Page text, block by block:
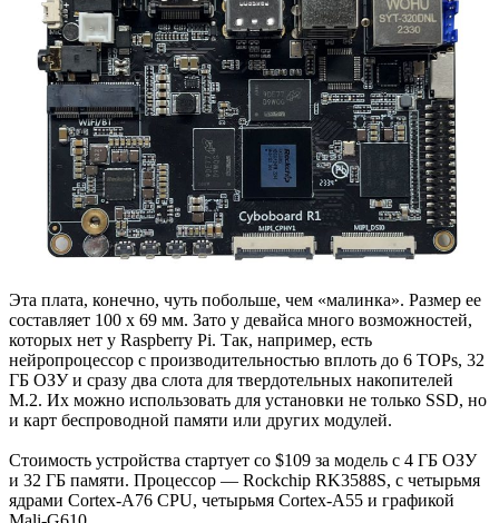
Эта плата, конечно, чуть побольше, чем «малинка». Размер ее
составляет 100 x 69 мм. Зато у девайса много возможностей,
которых нет у Raspberry Pi. Так, например, есть
нейропроцессор с производительностью вплоть до 6 TOPs, 32
ГБ ОЗУ и сразу два слота для твердотельных накопителей
M.2. Их можно использовать для установки не только SSD, но
и карт беспроводной памяти или других модулей.
Стоимость устройства стартует со $109 за модель с 4 ГБ ОЗУ
и 32 ГБ памяти. Процессор — Rockchip RK3588S, с четырьмя
ядрами Cortex-A76 CPU, четырьмя Cortex-A55 и графикой